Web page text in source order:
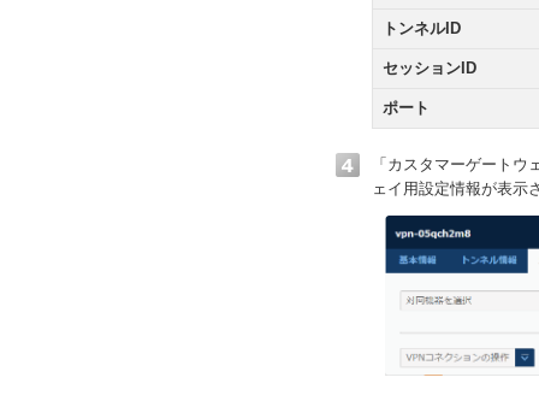
トンネルID
セッションID
ポート
「カスタマーゲート
ェイ用設定情報が表示